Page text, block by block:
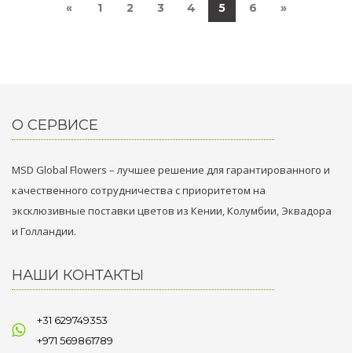
« 1 2 3 4 5 6 »
О СЕРВИСЕ
MSD Global Flowers – лучшее решение для гарантированного и
качественного сотрудничества с приоритетом на
эксклюзивные поставки цветов из Кении, Колумбии, Эквадора
и Голландии.
НАШИ КОНТАКТЫ
+31 629749353
+971 569861789